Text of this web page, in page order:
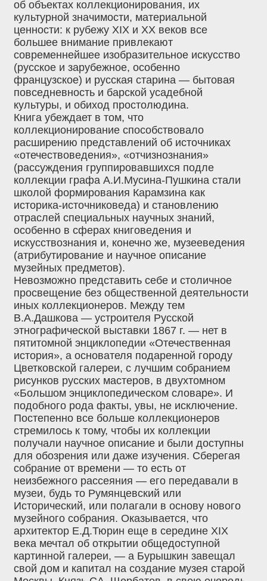
об объектах коллекционирования, их
культурной значимости, материальной
ценности: к рубежу XIX и XX веков все
большее внимание привлекают
современнейшее изобразительное искусство
(русское и зарубежное, особенно
французское) и русская старина — бытовая
повседневность и барской усадебной
культуры, и обиход простолюдина.
Книга убеждает в том, что
коллекционирование способствовало
расширению представлений об источниках
«отечествоведения», «отчизнознания»
(рассуждения группировавшихся подле
коллекции графа А.И.Мусина-Пушкина стали
школой формирования Карамзина как
историка-источниковеда) и становлению
отраслей специальных научных знаний,
особенно в сферах книговедения и
искусствознания и, конечно же, музееведения
(атрибутирование и научное описание
музейных предметов).
Невозможно представить себе и столичное
просвещение без общественной деятельности
иных коллекционеров. Между тем
В.А.Дашкова — устроителя Русской
этнографической выставки 1867 г. — нет в
пятитомной энциклопедии «Отечественная
история», а основателя подаренной городу
Цветковской галереи, с лучшим собранием
рисунков русских мастеров, в двухтомном
«Большом энциклопедическом словаре». И
подобного рода факты, увы, не исключение.
Постепенно все больше коллекционеров
стремилось к тому, чтобы их коллекции
получали научное описание и были доступны
для обозрения или даже изучения. Сберегая
собрание от времени — то есть от
неизбежного рассеяния — его передавали в
музеи, будь то Румянцевский или
Исторический, или полагали в основу нового
музейного собрания. Оказывается, что
архитектор Е.Д.Тюрин еще в середине XIX
века мечтал об открытии общедоступной
картинной галереи, — а Бурышкин завещал
свой дом и капитал на создание музея старой